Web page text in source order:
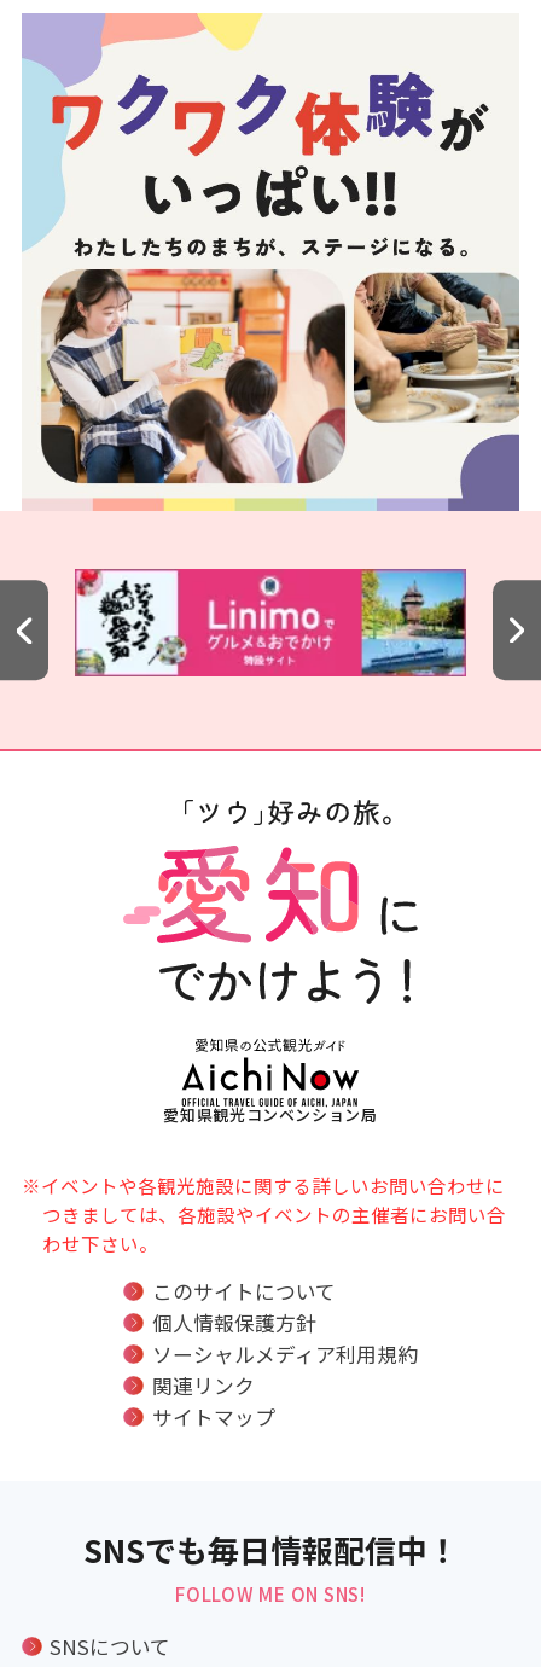
愛知県観光コンベンション局
※イベントや各観光施設に関する詳しいお問い合わせに
つきましては、各施設やイベントの主催者にお問い合
わせ下さい。
このサイトについて
個人情報保護方針
ソーシャルメディア利用規約
関連リンク
サイトマップ
SNSでも毎日情報配信中！
FOLLOW ME ON SNS!
SNSについて